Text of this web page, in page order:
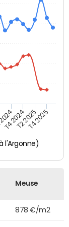
l'Argonne)
T4 2024T2 2025T4 2025
Meuse
878 €/m2